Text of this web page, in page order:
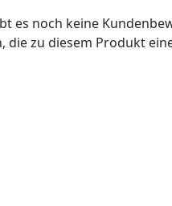
es noch keine
die zu diesem Produkt